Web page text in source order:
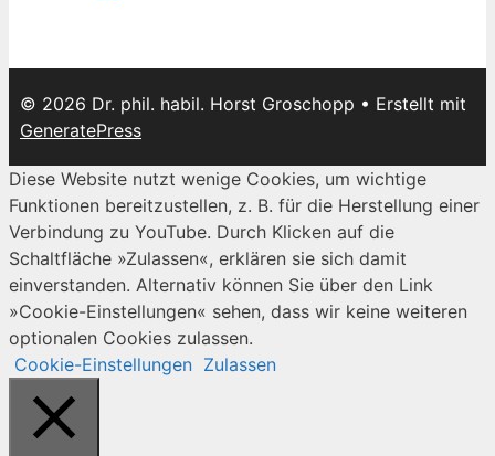
© 2026 Dr. phil. habil. Horst Groschopp • Erstellt mit
GeneratePress
Diese Website nutzt wenige Cookies, um wichtige
Funktionen bereitzustellen, z. B. für die Herstellung einer
Verbindung zu YouTube. Durch Klicken auf die
Schaltfläche »Zulassen«, erklären sie sich damit
einverstanden. Alternativ können Sie über den Link
»Cookie-Einstellungen« sehen, dass wir keine weiteren
optionalen Cookies zulassen.
Cookie-Einstellungen Zulassen